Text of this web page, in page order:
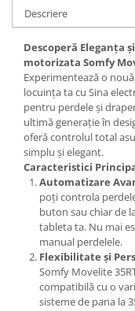
Descriere
Descoperă Eleganța
motorizata Somfy
Experimentează o
locuința ta cu Sina
pentru perdele și
ultimă generație în
oferă controlul total
simplu și elegant.
Caracteristici
Automatizare
poți controla
buton sau chiar de
tableta ta. Nu mai
manual perdelele.
Flexibilitate și
Somfy Movelite
compatibilă cu o
sisteme de pana la